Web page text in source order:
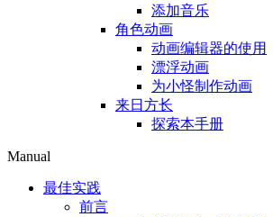
添加音乐
角色动画
动画编辑器的使用
漂浮动画
为小怪制作动画
来日方长
探索本手册
Manual
最佳实践
前言